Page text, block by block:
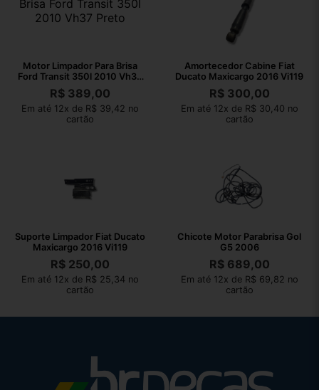
Motor Limpador Para Brisa
Ford Transit 350l 2010 Vh37
Preto
R$389,00
Em até 12x de R$ 39,42 no
cartão
Amortecedor Cabine Fiat
Ducato Maxicargo 2016 Vi119
R$300,00
Em até 12x de R$ 30,40 no
cartão
Suporte Limpador Fiat Ducato
Maxicargo 2016 Vi119
R$250,00
Em até 12x de R$ 25,34 no
cartão
Chicote Motor Parabrisa Gol
G5 2006
R$689,00
Em até 12x de R$ 69,82 no
cartão